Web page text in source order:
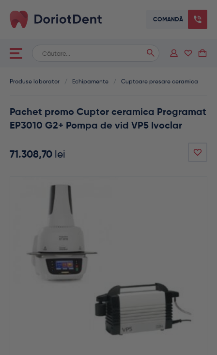
COMANDĂ
după:
When autocomplete results are available use up and down
Produse laborator / Echipamente / Cuptoare presare ceramica
Pachet promo Cuptor ceramica Programat
EP3010 G2+ Pompa de vid VP5 Ivoclar
71.308,70 lei